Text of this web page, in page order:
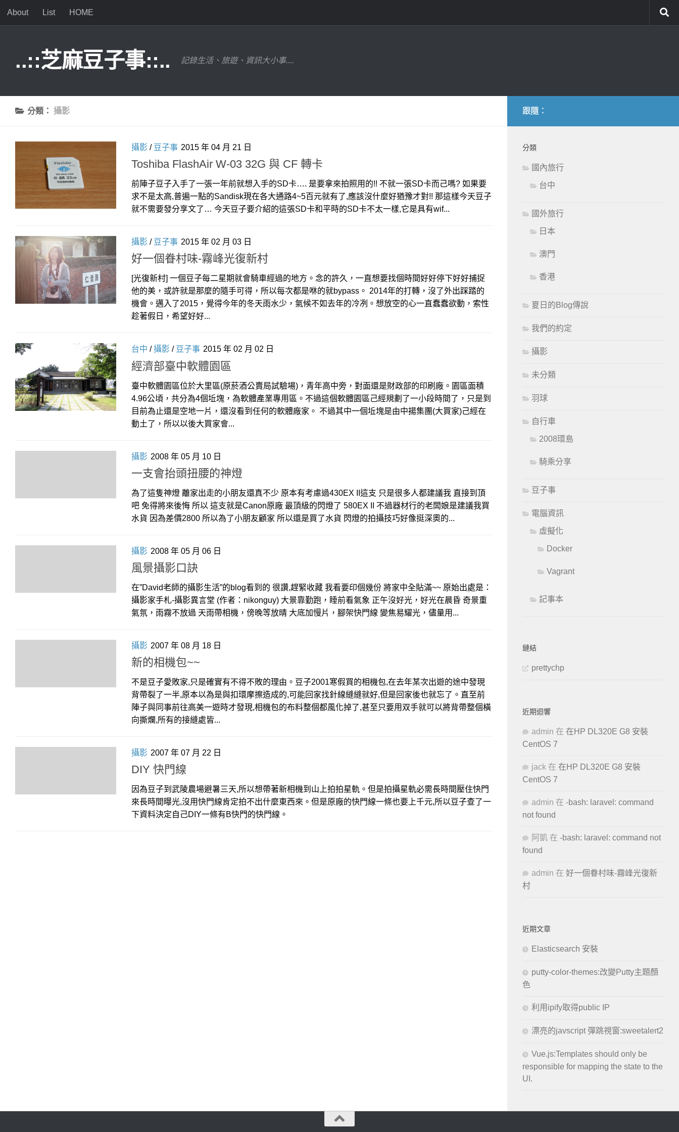
Skip to content
About List HOME
..::芝麻豆子事::.. 記錄生活、旅遊、資訊大小事....
分類： 攝影
攝影 / 豆子事 2015 年 04 月 21 日
Toshiba FlashAir W-03 32G 與 CF 轉卡
前陣子豆子入手了一張一年前就想入手的SD卡…. 是要拿來拍照用的!! 不就一張SD卡而己嗎? 如果要
求不是太高,普遍一點的Sandisk現在各大通路4~5百元就有了,應該沒什麼好猶豫才對!! 那這樣今天豆子
就不需要發分享文了… 今天豆子要介紹的這張SD卡和平時的SD卡不太一樣,它是具有wif...
攝影 / 豆子事 2015 年 02 月 03 日
好一個眷村味-霧峰光復新村
[光復新村] 一個豆子每二星期就會騎車經過的地方。念的許久，一直想要找個時間好好停下好好捕捉
他的美，或許就是那麼的隨手可得，所以每次都是咻的就bypass。 2014年的打轉，沒了外出踩踏的
機會。邁入了2015，覺得今年的冬天雨水少，氣候不如去年的冷冽。想放空的心一直蠢蠢欲動，索性
趁著假日，希望好好...
台中 /攝影 / 豆子事 2015 年 02 月 02 日
經濟部臺中軟體園區
臺中軟體園區位於大里區(原菸酒公賣局試驗場)，青年高中旁，對面還是財政部的印刷廠。園區面積
4.96公頃，共分為4個坵塊，為軟體產業專用區。不過這個軟體園區己經規劃了一小段時間了，只是到
目前為止還是空地一片，還沒看到任何的軟體廠家。 不過其中一個坵塊是由中揚集團(大買家)己經在
動土了，所以以後大買家會...
攝影 2008 年 05 月 10 日
一支會抬頭扭腰的神燈
為了這隻神燈 離家出走的小朋友還真不少 原本有考慮過430EX II這支 只是很多人都建議我 直接到頂
吧 免得將來後悔 所以 這支就是Canon原廠 最頂級的閃燈了 580EX II 不過器材行的老闆娘是建議我買
水貨 因為差價2800 所以為了小朋友顧家 所以還是買了水貨 閃燈的拍攝技巧好像挺深奧的...
攝影 2008 年 05 月 06 日
風景攝影口訣
在”David老師的攝影生活”的blog看到的 很讚,趕緊收藏 我看要印個幾份 將家中全貼滿~~ 原始出處是：
攝影家手札-攝影異言堂 (作者：nikonguy) 大景靠勤跑，睡前看氣象 正午沒好光，好光在晨昏 奇景重
氣氛，雨霧不放過 天雨帶相機，傍晚等放晴 大底加慢片，腳架快門線 變焦易耀光，儘量用...
攝影 2007 年 08 月 18 日
新的相機包~~
不是豆子愛敗家,只是確實有不得不敗的理由。豆子2001寒假買的相機包,在去年某次出遊的途中發現
背帶裂了一半,原本以為是與扣環摩擦造成的,可能回家找針線縫縫就好,但是回家後也就忘了。直至前
陣子與同事前往高美一遊時才發現,相機包的布料整個都風化掉了,甚至只要用双手就可以將背帶整個橫
向撕爛,所有的接縫處皆...
攝影 2007 年 07 月 22 日
DIY 快門線
因為豆子到武陵農場避暑三天,所以想帶著新相機到山上拍拍星軌。但是拍攝星軌必需長時間壓住快門
來長時間曝光,沒用快門線肯定拍不出什麼東西來。但是原廠的快門線一條也要上千元,所以豆子查了一
下資料決定自己DIY一條有B快門的快門線。
跟隨：
分類
國內旅行
台中
國外旅行
日本
澳門
香港
夏日的Blog傳說
我們的約定
攝影
未分類
羽球
自行車
2008環島
騎乘分享
豆子事
電腦資訊
虛擬化
Docker
Vagrant
記事本
鏈結
prettychp
近期迴響
admin 在 在HP DL320E G8 安裝
CentOS 7
jack 在 在HP DL320E G8 安裝
CentOS 7
admin 在 -bash: laravel: command
not found
阿凱 在 -bash: laravel: command not
found
admin 在 好一個眷村味-霧峰光復新
村
近期文章
Elasticsearch 安裝
putty-color-themes:改變Putty主題顏
色
利用ipify取得public IP
漂亮的javscript 彈跳視窗:sweetalert2
Vue.js:Templates should only be
responsible for mapping the state to the
UI.